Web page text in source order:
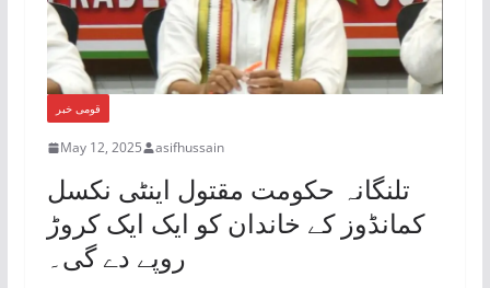
قومی خبر
May 12, 2025 asifhussain
تلنگانہ حکومت مقتول اینٹی نکسل
کمانڈوز کے خاندان کو ایک ایک کروڑ
روپے دے گی۔